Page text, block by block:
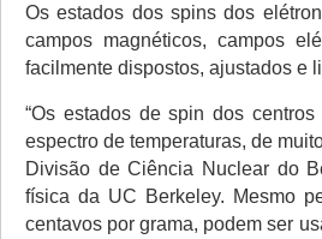
Os estados dos spins dos
campos magnéticos, campos
facilmente dispostos, ajustados e
“Os estados de spin dos
espectro de temperaturas, de
Divisão de Ciência Nuclear do
física da UC Berkeley. Mesmo
centavos por grama, podem ser